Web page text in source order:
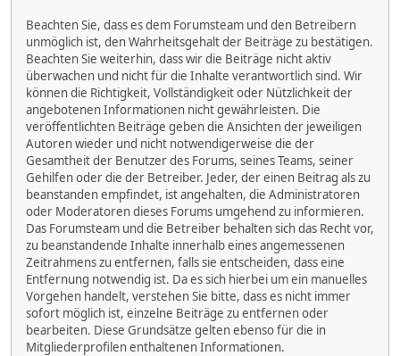
Beachten Sie, dass es dem Forumsteam und den Betreibern
unmöglich ist, den Wahrheitsgehalt der Beiträge zu bestätigen.
Beachten Sie weiterhin, dass wir die Beiträge nicht aktiv
überwachen und nicht für die Inhalte verantwortlich sind. Wir
können die Richtigkeit, Vollständigkeit oder Nützlichkeit der
angebotenen Informationen nicht gewährleisten. Die
veröffentlichten Beiträge geben die Ansichten der jeweiligen
Autoren wieder und nicht notwendigerweise die der
Gesamtheit der Benutzer des Forums, seines Teams, seiner
Gehilfen oder die der Betreiber. Jeder, der einen Beitrag als zu
beanstanden empfindet, ist angehalten, die Administratoren
oder Moderatoren dieses Forums umgehend zu informieren.
Das Forumsteam und die Betreiber behalten sich das Recht vor,
zu beanstandende Inhalte innerhalb eines angemessenen
Zeitrahmens zu entfernen, falls sie entscheiden, dass eine
Entfernung notwendig ist. Da es sich hierbei um ein manuelles
Vorgehen handelt, verstehen Sie bitte, dass es nicht immer
sofort möglich ist, einzelne Beiträge zu entfernen oder
bearbeiten. Diese Grundsätze gelten ebenso für die in
Mitgliederprofilen enthaltenen Informationen.